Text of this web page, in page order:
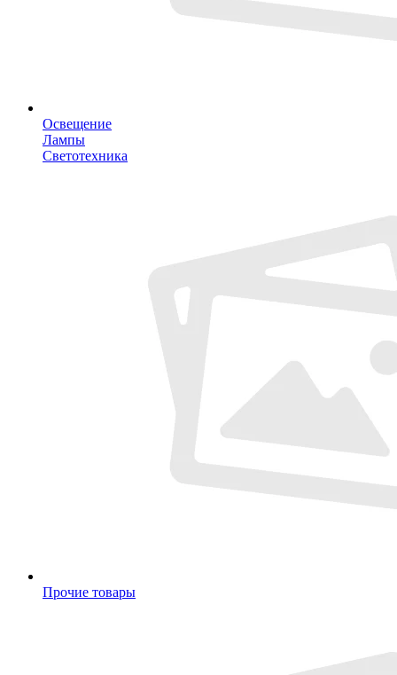
Освещение
Лампы
Светотехника
Прочие товары